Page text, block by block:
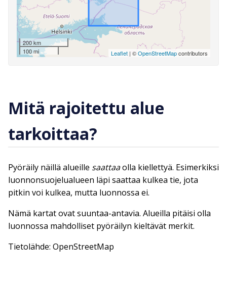
200 km
100 mi
Leaflet | ©OpenStreetMapcontributors
Mitä rajoitettu alue
tarkoittaa?
Pyöräily näillä alueille saattaaolla kiellettyä. Esimerkiksi
luonnonsuojelualueen läpi saattaa kulkea tie, jota
pitkin voi kulkea, mutta luonnossa ei.
Nämä kartat ovat suuntaa-antavia. Alueilla pitäisi olla
luonnossa mahdolliset pyöräilyn kieltävät merkit.
Tietolähde: OpenStreetMap